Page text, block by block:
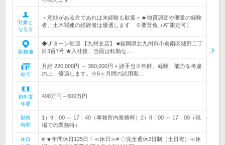
対象と
なる方
＜意欲がある方であれば未経験も歓迎＞★地質調査や測量の経験
者、土木関連の経験者は優遇します ※要普免（AT限定可）
勤務地
◆UIターン歓迎 【九州支店】 ■福岡県北九州市小倉南区城野二丁
目3番7号 ★入社後、当面は転勤な…
給与
月給 220,000円 ～ 360,000円 + 諸手当※年齢、経験、能力を考慮
の上、優遇します。※6ヶ月間の試用期…
初年度
年収
400万円～600万円
勤務
時間
1）9：00 ～ 17：40（事務所内業務時）2）8：00 ～ 17：00（現
場での業務時）
休日
# ★年間休日125日！≪休日≫# ◇完全週休2日制（土日祝）≪休